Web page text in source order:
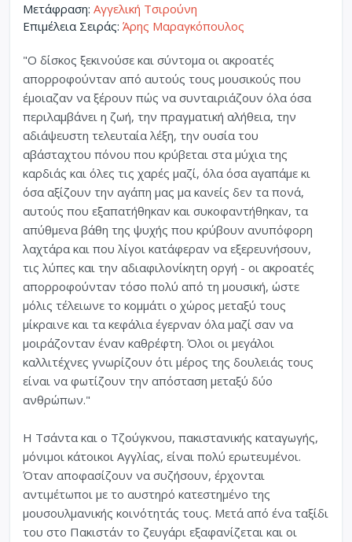
Μετάφραση: Αγγελική Τσιρούνη
Επιμέλεια Σειράς: Άρης Μαραγκόπουλος
"Ο δίσκος ξεκινούσε και σύντομα οι ακροατές
απορροφούνταν από αυτούς τους μουσικούς που
έμοιαζαν να ξέρουν πώς να συνταιριάζουν όλα όσα
περιλαμβάνει η ζωή, την πραγματική αλήθεια, την
αδιάψευστη τελευταία λέξη, την ουσία του
αβάσταχτου πόνου που κρύβεται στα μύχια της
καρδιάς και όλες τις χαρές μαζί, όλα όσα αγαπάμε κι
όσα αξίζουν την αγάπη μας μα κανείς δεν τα πονά,
αυτούς που εξαπατήθηκαν και συκοφαντήθηκαν, τα
απύθμενα βάθη της ψυχής που κρύβουν ανυπόφορη
λαχτάρα και που λίγοι κατάφεραν να εξερευνήσουν,
τις λύπες και την αδιαφιλονίκητη οργή - οι ακροατές
απορροφούνταν τόσο πολύ από τη μουσική, ώστε
μόλις τέλειωνε το κομμάτι ο χώρος μεταξύ τους
μίκραινε και τα κεφάλια έγερναν όλα μαζί σαν να
μοιράζονταν έναν καθρέφτη. Όλοι οι μεγάλοι
καλλιτέχνες γνωρίζουν ότι μέρος της δουλειάς τους
είναι να φωτίζουν την απόσταση μεταξύ δύο
ανθρώπων."
Η Τσάντα και ο Τζούγκνου, πακιστανικής καταγωγής,
μόνιμοι κάτοικοι Αγγλίας, είναι πολύ ερωτευμένοι.
Όταν αποφασίζουν να συζήσουν, έρχονται
αντιμέτωποι με το αυστηρό κατεστημένο της
μουσουλμανικής κοινότητάς τους. Μετά από ένα ταξίδι
του στο Πακιστάν το ζευγάρι εξαφανίζεται και οι